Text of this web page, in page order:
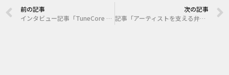
前の記事
インタビュー記事「TuneCore Japan「著作権管理サービス」にインディーズアーティストから称賛の嵐」が音楽ナタリーに掲載されました。
次の記事
記事「アーティストを支える弁護士コレクティブはいかに生まれ、どこに向かうのか――Law and Theory５周年記念座談会」が掲載されました。